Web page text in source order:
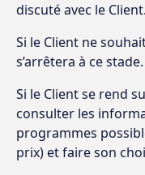
discuté avec le Client.
Si le Client ne
s’arrêtera à ce stade.
Si le Client se rend
consulter les
programmes
prix) et faire son